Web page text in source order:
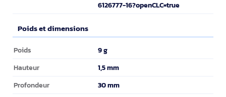
6126777-16?openCLC=true
Poids et dimensions
Poids et dimensions
Poids 9 g
Hauteur 1,5 mm
Profondeur 30 mm